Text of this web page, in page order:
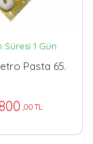
Süresi 1 Gün
Pasta 65.
,00 TL